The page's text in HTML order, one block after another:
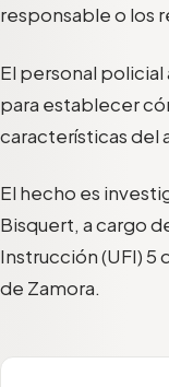
responsable o los
El personal policial
para establecer
características del
El hecho es
Bisquert, a cargo
Instrucción (UFI) 5
de Zamora.